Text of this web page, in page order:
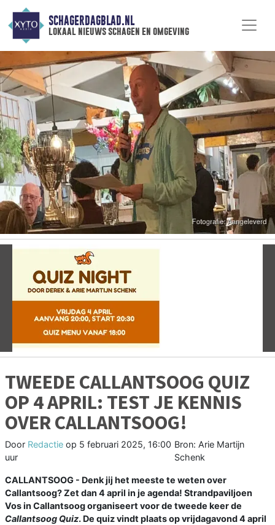
SCHAGERDAGBLAD.NL
lokaal nieuws schagen en omgeving
Vorige
TWEEDE CALLANTSOOG QUIZ
OP 4 APRIL: TEST JE KENNIS
OVER CALLANTSOOG!
Door Redactie op 5 februari 2025, 16:00
uur
Bron: Arie Martijn
Schenk
CALLANTSOOG - Denk jij het meeste te weten over
Callantsoog? Zet dan 4 april in je agenda! Strandpaviljoen
Vos in Callantsoog organiseert voor de tweede keer de
Callantsoog Quiz. De quiz vindt plaats op vrijdagavond 4 april